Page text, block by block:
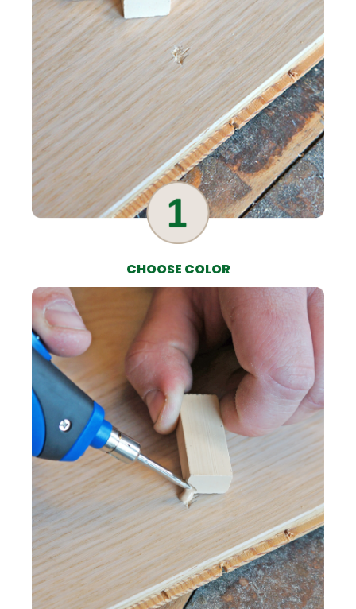
CHOOSE COLOR